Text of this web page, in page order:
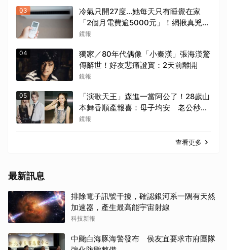
03
冷氣只開27度…她每天只有睡覺在家
「2個月電費逾5000元」！網揪真兇恐
是「它」
鏡報
04
獨家／80年代偶像「小秦漢」張海漢驚
傳辭世！好友悲痛證實：2天前離開
鏡報
05
「演歌天王」森進一當阿公了！28歲山
本舞香順產報喜：母子均安 老公秒
「送愛心」閃炸
鏡報
查看更多
最新訊息
排除電子訊號干擾，確認銀河系一隅有天然
加速器，產生最高能宇宙射線
科技新報
中颱白海豚海警發布 侯友宜要求市府團隊